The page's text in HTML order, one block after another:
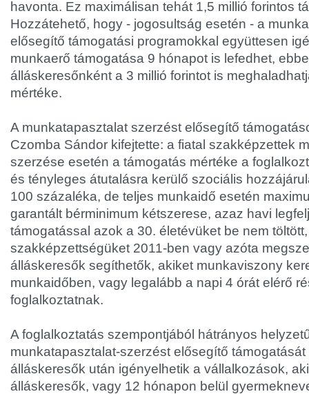
havonta. Ez maximálisan tehát 1,5 millió forintos
Hozzátehető, hogy - jogosultság esetén - a
elősegítő támogatási programokkal együttesen
munkaerő támogatása 9 hónapot is lefedhet,
álláskeresőnként a 3 millió forintot is
mértéke.
A munkatapasztalat szerzést elősegítő
Czomba Sándor kifejtette: a fiatal szakképzettek
szerzése esetén a támogatás mértéke a
és tényleges átutalásra kerülő szociális
100 százaléka, de teljes munkaidő esetén
garantált bérminimum kétszerese, azaz havi
támogatással azok a 30. életévüket be nem
szakképzettségüket 2011-ben vagy azóta
álláskeresők segíthetők, akiket munkaviszony
munkaidőben, vagy legalább a napi 4 órát elérő
foglalkoztatnak.
A foglalkoztatás szempontjából hátrányos
munkatapasztalat-szerzést elősegítő
álláskeresők után igényelhetik a vállalkozások,
álláskeresők, vagy 12 hónapon belül